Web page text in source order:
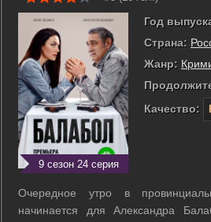
9 сезон 24 серия
Год
Страна:
Жанр:
Качество:
Очередное утро в
начинается для Александра